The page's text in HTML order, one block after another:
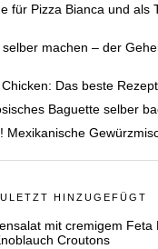
für Pizza Bianca und als
selber machen – der
Das beste
Baguette selber
Mexikanische
HINZUGEFÜGT
mit cremigem Feta
Croutons